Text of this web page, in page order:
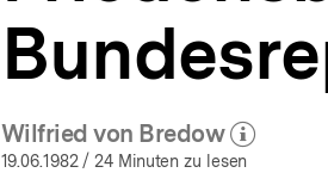
Wilfried von Bredow
(Mehr zum Autor)
öffnen
19.06.1982/ 24 Minuten zu lesen